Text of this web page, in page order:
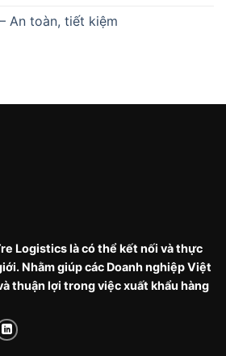
An toàn, tiết kiệm
Logistics là có thể kết nối và thực
Nhằm giúp các Doanh nghiệp Việt
thuận lợi trong việc xuất khẩu hàng